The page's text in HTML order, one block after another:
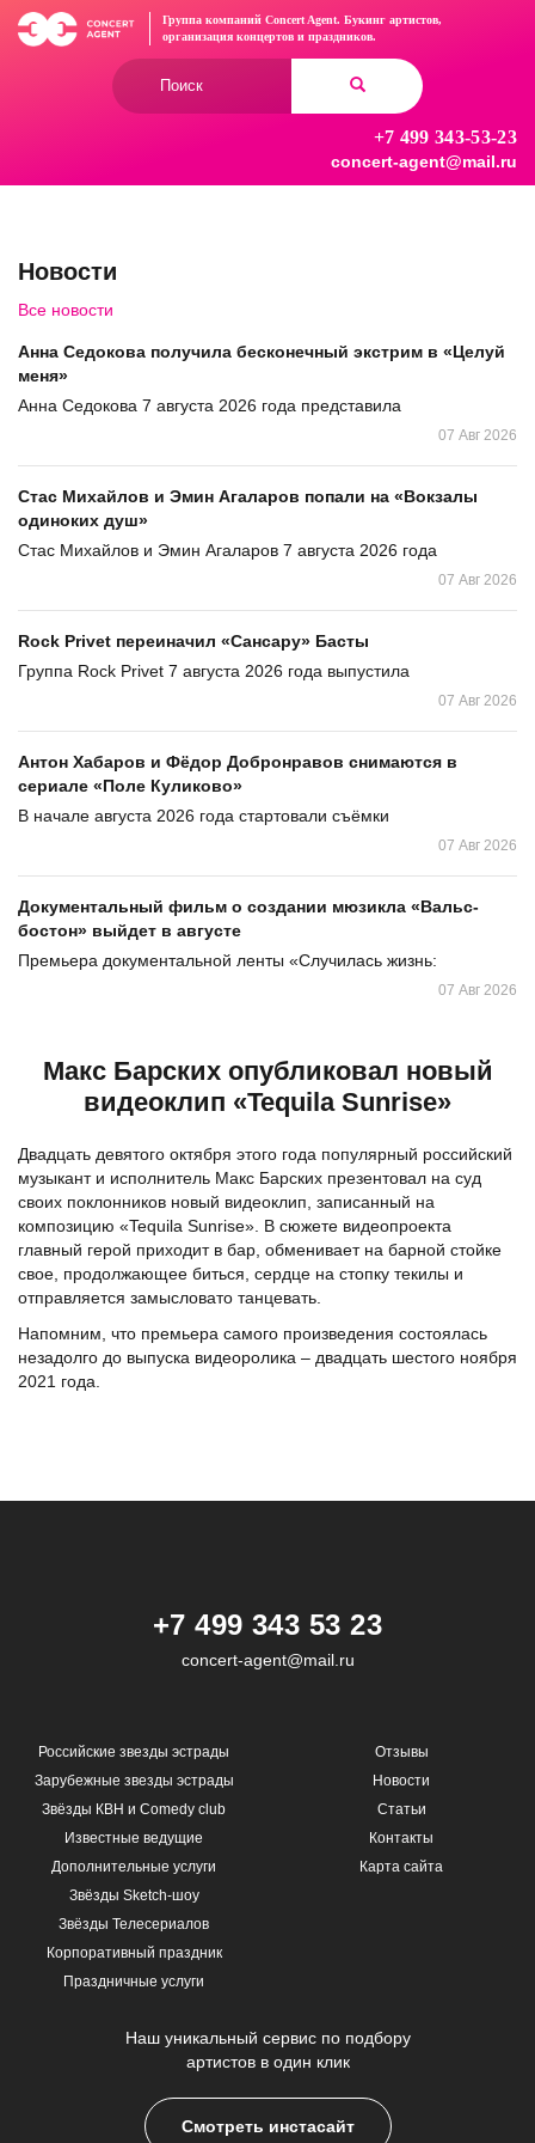
Перейти
Группа компаний Concert Agent. Букинг артистов,
организация концертов и праздников.
+7 499 343-53-23
concert-agent@mail.ru
Новости
Все новости
Анна Седокова получила бесконечный экстрим в «Целуй
меня»
Анна Седокова 7 августа 2026 года представила
07 Авг 2026
Стас Михайлов и Эмин Агаларов попали на «Вокзалы
одиноких душ»
Стас Михайлов и Эмин Агаларов 7 августа 2026 года
07 Авг 2026
Rock Privet переиначил «Сансару» Басты
Группа Rock Privet 7 августа 2026 года выпустила
07 Авг 2026
Антон Хабаров и Фёдор Добронравов снимаются в
сериале «Поле Куликово»
В начале августа 2026 года стартовали съёмки
07 Авг 2026
Документальный фильм о создании мюзикла «Вальс-
бостон» выйдет в августе
Премьера документальной ленты «Случилась жизнь:
07 Авг 2026
Макс Барских опубликовал новый
видеоклип «Tequila Sunrise»
Двадцать девятого октября этого года популярный российский
музыкант и исполнитель Макс Барских презентовал на суд
своих поклонников новый видеоклип, записанный на
композицию «Tequila Sunrise». В сюжете видеопроекта
главный герой приходит в бар, обменивает на барной стойке
свое, продолжающее биться, сердце на стопку текилы и
отправляется замысловато танцевать.
Напомним, что премьера самого произведения состоялась
незадолго до выпуска видеоролика – двадцать шестого ноября
2021 года.
+7 499 343 53 23
concert-agent@mail.ru
Российские звезды эстрады
Зарубежные звезды эстрады
Звёзды КВН и Comedy club
Известные ведущие
Дополнительные услуги
Звёзды Sketch-шоу
Звёзды Телесериалов
Корпоративный праздник
Праздничные услуги
Отзывы
Новости
Статьи
Контакты
Карта сайта
Наш уникальный сервис по подбору
артистов в один клик
Смотреть инстасайт